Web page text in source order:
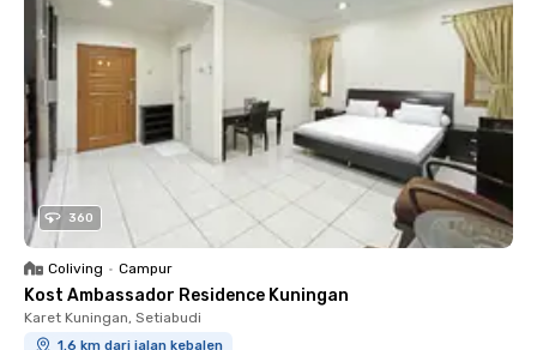
360
Coliving • Campur
Kost Ambassador Residence Kuningan
Karet Kuningan, Setiabudi
1.6 km dari jalan kebalen